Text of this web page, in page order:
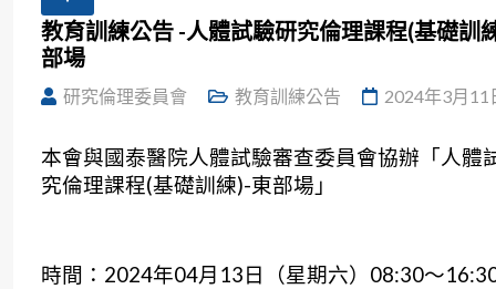
教育訓練公告 -人體試驗研究倫理課程(基礎訓
部場
研究倫理委員會 教育訓練公告 2024年3月11
本會與國泰醫院人體試驗審查委員會協辦「人體
究倫理課程(基礎訓練)-東部場」
時間：2024年04月13日（星期六）08:30～